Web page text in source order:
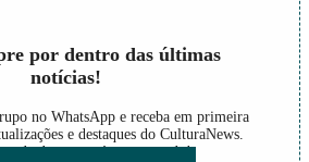
por dentro das últimas
notícias!
no WhatsApp e receba em primeira
e destaques do CulturaNews.
nada do que está acontecendo!